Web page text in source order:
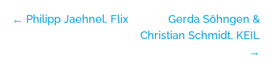
← Philipp Jaehnel, Flix
Gerda Söhngen &
Christian Schmidt, KEIL
→